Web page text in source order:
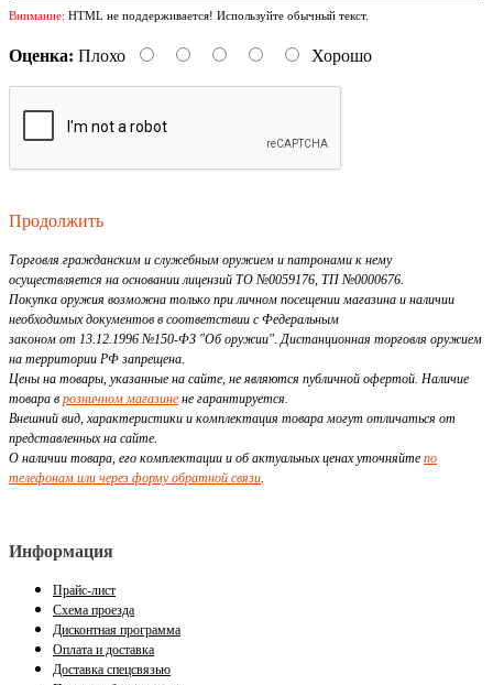
Внимание: HTML не поддерживается! Используйте обычный текст.
Оценка: Плохо Хорошо
Продолжить
Торговля гражданским и служебным оружием и патронами к нему
осуществляется на основании лицензий ТО №0059176, ТП №0000676.
Покупка оружия возможна только при личном посещении магазина и наличии
необходимых документов в соответствии с Федеральным
законом от 13.12.1996 №150-ФЗ "Об оружии". Дистанционная торговля оружием
на территории РФ запрещена.
Цены на товары, указанные на сайте, не являются публичной офертой. Наличие
товара в розничном магазине не гарантируется.
Внешний вид, характеристики и комплектация товара могут отличаться от
представленных на сайте.
О наличии товара, его комплектации и об актуальных ценах уточняйте по
телефонам или через форму обратной связи.
Информация
Прайс-лист
Схема проезда
Дисконтная программа
Оплата и доставка
Доставка спецсвязью